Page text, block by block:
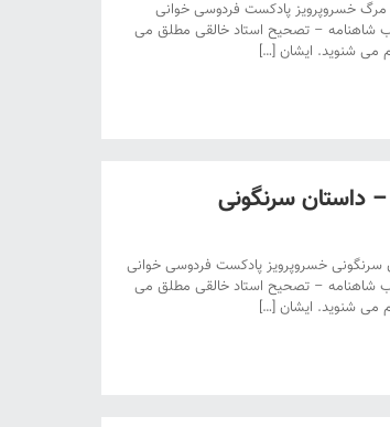
خسروپرویز پادکست فردوسی خوانی
شاهنامه – تصحیح استاد خالقی مطلق می
می شنوید. ایشان […]
داستان سرنگونی
خسروپرویز پادکست فردوسی خوانی
شاهنامه – تصحیح استاد خالقی مطلق می
می شنوید. ایشان […]